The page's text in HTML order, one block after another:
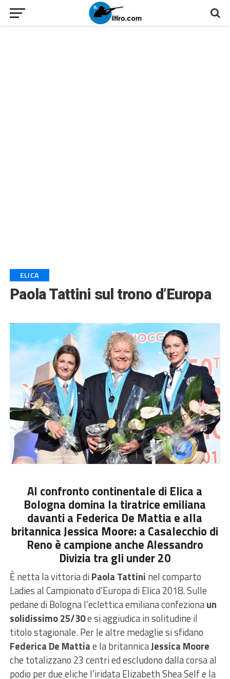
ELICA
Paola Tattini sul trono d’Europa
Al confronto continentale di Elica a
Bologna domina la tiratrice emiliana
davanti a Federica De Mattia e alla
britannica Jessica Moore: a Casalecchio di
Reno è campione anche Alessandro
Divizia tra gli under 20
È netta la vittoria diPaola Tattini nel comparto
Ladies al Campionato d’Europa di Elica 2018. Sulle
pedane di Bologna l’eclettica emiliana confezionaun
solidissimo 25/30e si aggiudica in solitudine il
titolo stagionale. Per le altre medaglie si sfidano
Federica De Mattiae la britannicaJessica Moore
che totalizzano 23 centri ed escludono dalla corsa al
podio per due eliche l’iridata Elizabeth Shea Self e la